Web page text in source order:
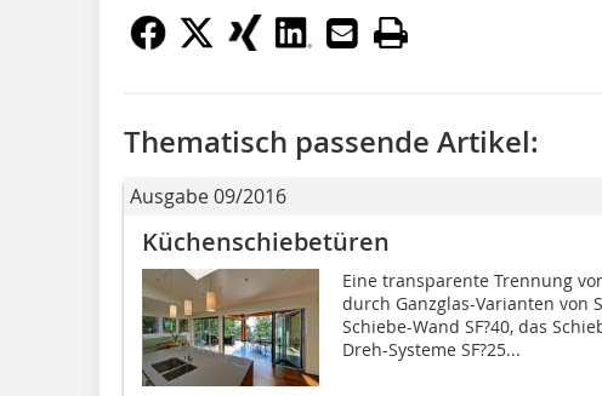
Thematisch passende Artikel:
Ausgabe 09/2016
Küchenschiebetüren
Eine transparente Trennung
durch Ganzglas-Varianten von
Schiebe-Wand SF?40, das
Dreh-Systeme SF?25...